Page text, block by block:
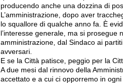
producendo anche una dozzina di
L’amministrazione, dopo aver
lo squallore di qualche anno fa. È
l’interesse generale, ma si prosegue
amministrazione, dal Sindaco ai
avversari.
E se la Città patisce, peggio per la
A due mesi dal rinnovo della
accettato e a cui ci opporremo in